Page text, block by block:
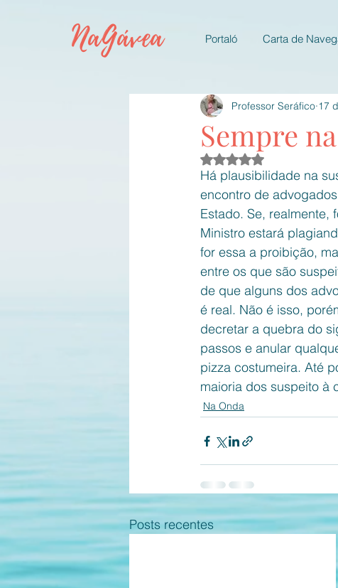
NaGávea Portaló Carta de
Sempre
Professor Seráfico 17
Avaliado com NaN de 5
Há plausibilidade na
encontro de
Estado. Se, realmente,
Ministro estará
for essa a proibição,
entre os que são
de que alguns dos
é real. Não é isso,
decretar a quebra do
passos e anular
pizza costumeira. Até
maioria dos suspeito à
Na Onda
Posts recentes